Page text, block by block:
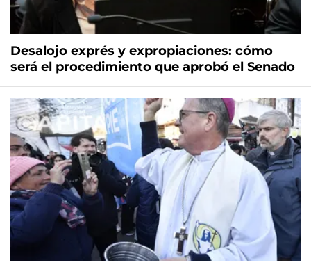
Desalojo exprés y expropiaciones: cómo
será el procedimiento que aprobó el Senado